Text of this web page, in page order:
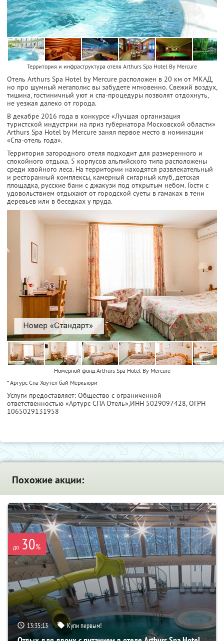
Территория и инфраструктура отеля Arthurs Spa Hotel By Mercure
Отель Arthurs Spa Hotel by Mercure расположен в 20 км от МКАД,
но про шумный мегаполис вы забудете мгновенно. Свежий воздух,
тишина, гостиничный уют и спа-процедуры позволят отдохнуть,
не уезжая далеко от города.
В декабре 2016 года в конкурсе «Лучшая организация
туристской индустрии на приз губернатора Московской области»
Arthurs Spa Hotel by Mercure занял первое место в номинации
«Спа-отель года».
Территория загородного отеля подходит для размеренного и
спокойного отдыха. 5 корпусов альпийского типа расположены
среди хвойного леса. На территории находятся развлекательный
и ресторанный комплексы, камерный сигарный клуб, детская
площадка, русские бани с джакузи под открытым небом. Гости с
удовольствием отдыхают от городской суеты в гамаках в тени
деревьев или в беседках у пруда.
Номерной фонд Arthurs Spa Hotel By Mercure
* Артурс Спа Хоутел бай Меркьюри
Услуги предоставляет: Общество с ограниченной
ответственностью «Артурс СПА Отель»,ИНН 5029097428, ОГРН
1065029131958
Похожие акции:
до 30%
13:35:12 Купи первым!